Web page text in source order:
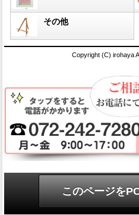
その他
Copyright (C) irohaya
このページを